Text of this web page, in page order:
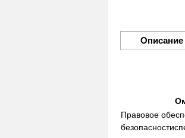
Описание
Правовое
безопасности